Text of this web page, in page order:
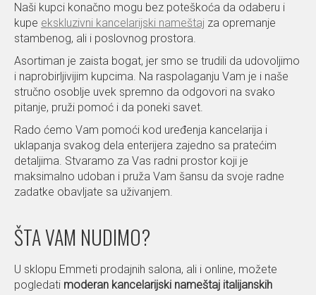
Naši kupci konačno mogu bez poteškoća da odaberu i
kupe ekskluzivni kancelarijski nameštaj za opremanje
stambenog, ali i poslovnog prostora.
Asortiman je zaista bogat, jer smo se trudili da udovoljimo
i naprobirljivijim kupcima. Na raspolaganju Vam je i naše
stručno osoblje uvek spremno da odgovori na svako
pitanje, pruži pomoć i da poneki savet.
Rado ćemo Vam pomoći kod uređenja kancelarija i
uklapanja svakog dela enterijera zajedno sa pratećim
detaljima. Stvaramo za Vas radni prostor koji je
maksimalno udoban i pruža Vam šansu da svoje radne
zadatke obavljate sa uživanjem.
ŠTA VAM NUDIMO?
U sklopu Emmeti prodajnih salona, ali i online, možete
pogledati moderan kancelarijski nameštaj italijanskih